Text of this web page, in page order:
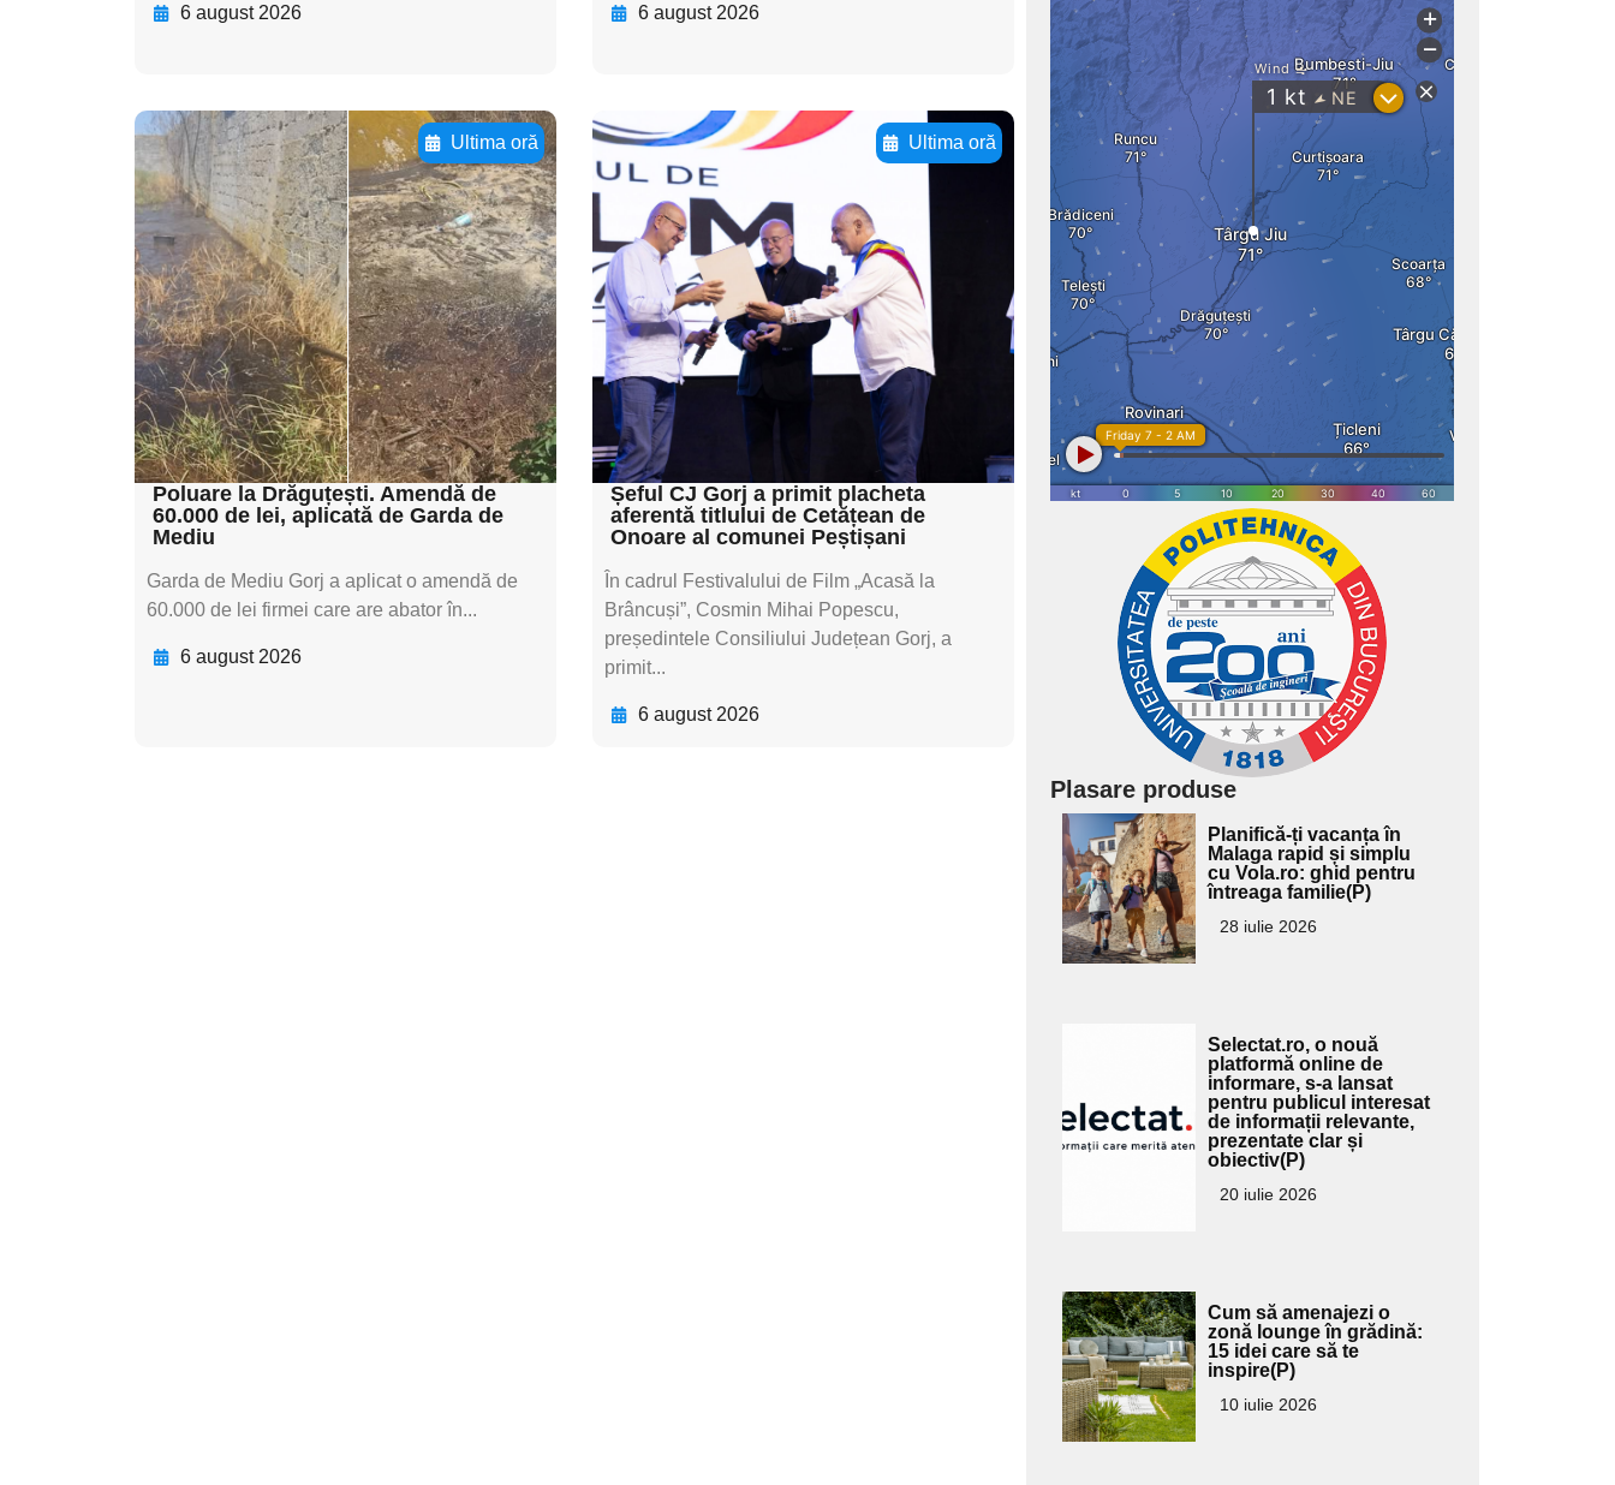
6 august 2026 6 august 2026
Ultima oră
Adaugă aici textul
pentru
subtitluAdaugă aici
textul pentru
subtitluAdaugă aici
textul pentru
subtitluAdaugă aici
textul pentru subti
Poluare la Drăguțești. Amendă de
60.000 de lei, aplicată de Garda de
Mediu
Garda de Mediu Gorj a aplicat o amendă de
60.000 de lei firmei care are abator în...
6 august 2026
Ultima oră
Adaugă aici textul
pentru
subtitluAdaugă aici
textul pentru
subtitluAdaugă aici
textul pentru
subtitluAdaugă aici
textul pentru subti
Șeful CJ Gorj a primit placheta
aferentă titlului de Cetățean de
Onoare al comunei Peștișani
În cadrul Festivalului de Film „Acasă la
Brâncuși”, Cosmin Mihai Popescu,
președintele Consiliului Județean Gorj, a
primit...
6 august 2026
Plasare produse
Adaugă
aici textul
pentru
subtitlu
Planifică-ți vacanța în
Malaga rapid și simplu
cu Vola.ro: ghid pentru
întreaga familie(P)
28 iulie 2026
subtitlu
Selectat.ro, o nouă
platformă online de
informare, s-a lansat
pentru publicul interesat
de informații relevante,
prezentate clar și
obiectiv(P)
20 iulie 2026
Adaugă
aici textul
pentru
subtitlu
Cum să amenajezi o
zonă lounge în grădină:
15 idei care să te
inspire(P)
10 iulie 2026